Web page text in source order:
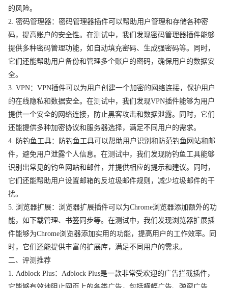
的风险。
2. 密码管理器：密码管理器插件可以帮助用户管理和存储各种密
码，提高账户的安全性。在测试中，我们发现密码管理器插件能够
提供多种密码管理功能，如自动填充密码、生成强密码等。同时，
它们还能帮助用户备份和管理多个账户的密码，确保用户的数据安
全。
3. VPN：VPN插件可以为用户创建一个加密的网络连接，保护用户
的在线隐私和数据安全。在测试中，我们发现VPN插件能够为用户
提供一个安全的网络连接，防止黑客攻击和数据泄露。同时，它们
还能提供多种加密协议和服务器选择，满足不同用户的需求。
4. 防钓鱼工具：防钓鱼工具可以帮助用户识别和防范钓鱼网站和邮
件，避免用户泄露个人信息。在测试中，我们发现防钓鱼工具能够
识别出常见的钓鱼网站和邮件，并提供相应的提示和建议。同时，
它们还能帮助用户设置邮箱的反垃圾邮件规则，减少垃圾邮件的干
扰。
5. 浏览器扩展：浏览器扩展插件可以为Chrome浏览器添加额外的功
能，如下载管理、书签同步等。在测试中，我们发现浏览器扩展插
件能够为Chrome浏览器添加实用的功能，提高用户的工作效率。同
时，它们还能提供丰富的扩展库，满足不同用户的需求。
二、评测推荐
1. Adblock Plus：Adblock Plus是一款非常受欢迎的广告拦截插件，